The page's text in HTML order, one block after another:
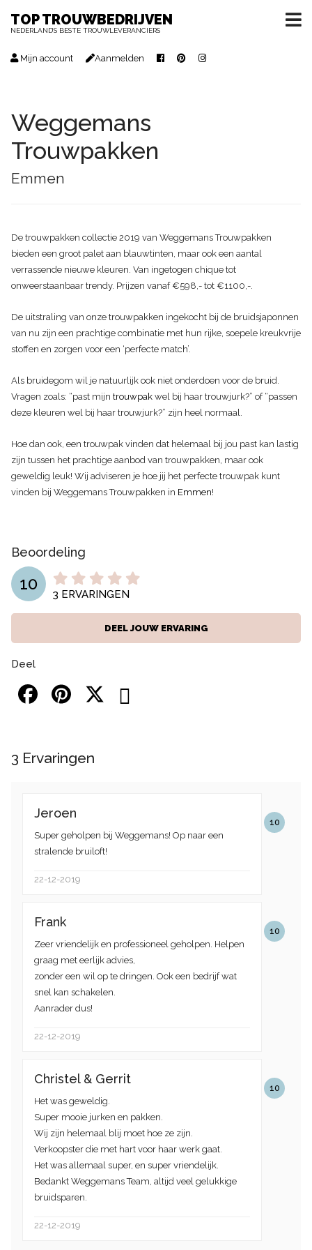
TOP TROUWBEDRIJVEN
NEDERLAND’S BESTE TROUWLEVERANCIERS
Mijn account Aanmelden
Weggemans
Trouwpakken
Emmen
De trouwpakken collectie 2019 van Weggemans Trouwpakken
bieden een groot palet aan blauwtinten, maar ook een aantal
verrassende nieuwe kleuren. Van ingetogen chique tot
onweerstaanbaar trendy. Prijzen vanaf €598,- tot €1100,-.
De uitstraling van onze trouwpakken ingekocht bij de bruidsjaponnen
van nu zijn een prachtige combinatie met hun rijke, soepele kreukvrije
stoffen en zorgen voor een ‘perfecte match’.
Als bruidegom wil je natuurlijk ook niet onderdoen voor de bruid.
Vragen zoals: “past mijn trouwpak wel bij haar trouwjurk?” of “passen
deze kleuren wel bij haar trouwjurk?” zijn heel normaal.
Hoe dan ook, een trouwpak vinden dat helemaal bij jou past kan lastig
zijn tussen het prachtige aanbod van trouwpakken, maar ook
geweldig leuk! Wij adviseren je hoe jij het perfecte trouwpak kunt
vinden bij Weggemans Trouwpakken in Emmen!
Beoordeling
10
3 ERVARINGEN
DEEL JOUW ERVARING
Deel
3 Ervaringen
10
Jeroen
Super geholpen bij Weggemans! Op naar een
stralende bruiloft!
22-12-2019
10
Frank
Zeer vriendelijk en professioneel geholpen. Helpen
graag met eerlijk advies,
zonder een wil op te dringen. Ook een bedrijf wat
snel kan schakelen.
Aanrader dus!
22-12-2019
10
Christel & Gerrit
Het was geweldig.
Super mooie jurken en pakken.
Wij zijn helemaal blij moet hoe ze zijn.
Verkoopster die met hart voor haar werk gaat.
Het was allemaal super, en super vriendelijk.
Bedankt Weggemans Team, altijd veel gelukkige
bruidsparen.
22-12-2019